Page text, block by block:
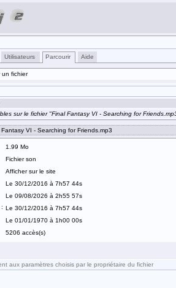
Utilisateurs Parcourir Aide
un fichier
sur le fichier "Final Fantasy VI - Searching for
VI - Searching for Friends.mp3
1.99 Mo
Fichier son
Afficher sur le site
Le 30/12/2016 à 7h57 44s
Le 09/08/2026 à 2h55 57s
Le 30/12/2016 à 7h57 44s
Le 01/01/1970 à 1h00 00s
5206 accès(s)
aux paramètres choisis par le propriétaire du fichier